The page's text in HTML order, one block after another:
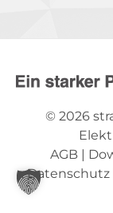
© 2026
AGB |
Datenschutz